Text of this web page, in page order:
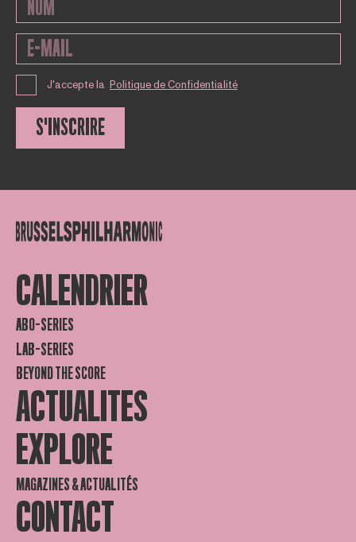
J'accepte la Politique de Confidentialité
S'INSCRIRE
CALENDRIER
ABO-SERIES
LAB-SERIES
BEYOND THE SCORE
ACTUALITES
EXPLORE
MAGAZINES & ACTUALITÉS
CONTACT